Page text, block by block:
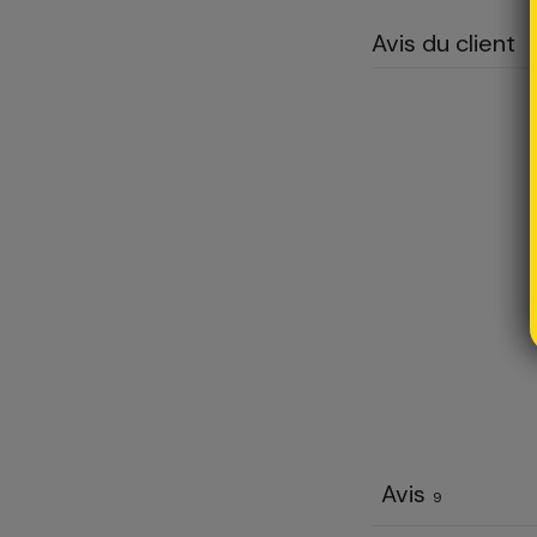
Avis du client
Avis 9